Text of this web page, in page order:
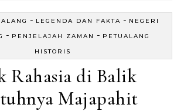
- LEGENDA DAN FAKTA - NEGERI
- PENJELAJAH ZAMAN - PETUALANG
HISTORIS
Rahasia di Balik
Majapahit